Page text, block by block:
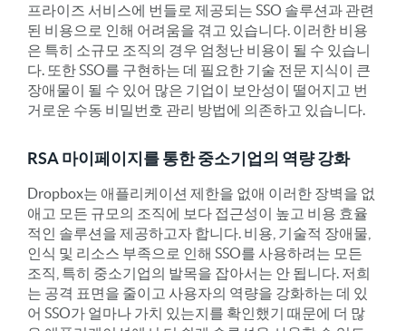
프라이즈 서비스에 번들로 제공되는 SSO 솔루션과 관련
된 비용으로 인해 어려움을 겪고 있습니다. 이러한 비용
은 특히 소규모 조직의 경우 엄청난 비용이 될 수 있습니
다. 또한 SSO를 구현하는 데 필요한 기술 전문 지식이 큰
장애물이 될 수 있어 많은 기업이 보안성이 떨어지고 번
거로운 수동 비밀번호 관리 방법에 의존하고 있습니다.
RSA 마이페이지를 통한 중소기업의 역량 강화
Dropbox는 애플리케이션 제한을 없애 이러한 장벽을 없
애고 모든 규모의 조직에 보다 접근성이 높고 비용 효율
적인 솔루션을 제공하고자 합니다. 비용, 기술적 장애물,
인식 및 리소스 부족으로 인해 SSO를 사용하려는 모든
조직, 특히 중소기업의 발목을 잡아서는 안 됩니다. 저희
는 공격 표면을 줄이고 사용자의 역량을 강화하는 데 있
어 SSO가 얼마나 가치 있는지를 확인했기 때문에 더 많